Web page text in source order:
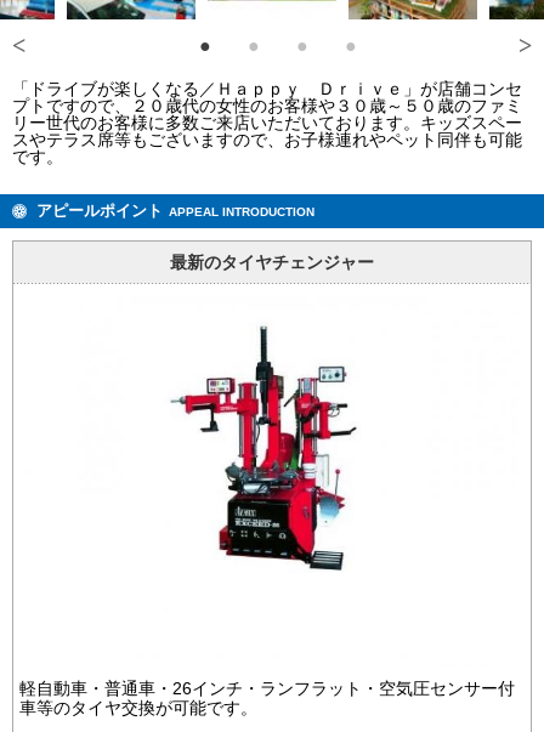
「ドライブが楽しくなる／Ｈａｐｐｙ Ｄｒｉｖｅ」が店舗コンセ
プトですので、２０歳代の女性のお客様や３０歳～５０歳のファミ
リー世代のお客様に多数ご来店いただいております。キッズスペー
スやテラス席等もございますので、お子様連れやペット同伴も可能
です。
アピールポイント APPEAL INTRODUCTION
最新のタイヤチェンジャー
軽自動車・普通車・26インチ・ランフラット・空気圧センサー付
車等のタイヤ交換が可能です。